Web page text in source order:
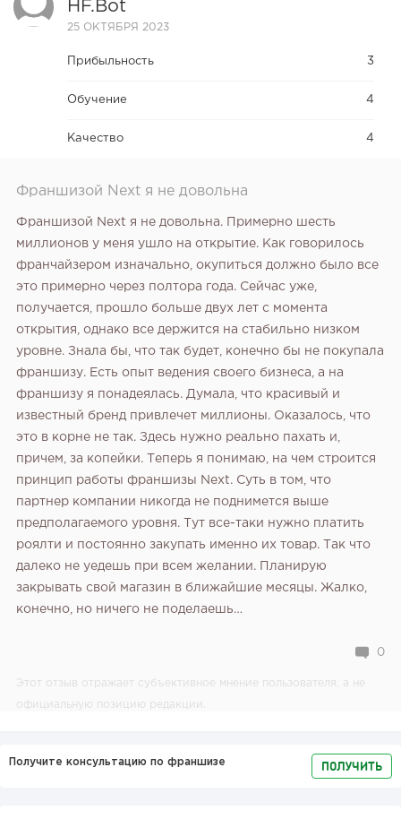
HF.bot
25 ОКТЯБРЯ 2023
Прибыльность 3
Обучение 4
Качество 4
Франшизой Next я не довольна
Франшизой Next я не довольна. Примерно шесть
миллионов у меня ушло на открытие. Как говорилось
франчайзером изначально, окупиться должно было все
это примерно через полтора года. Сейчас уже,
получается, прошло больше двух лет с момента
открытия, однако все держится на стабильно низком
уровне. Знала бы, что так будет, конечно бы не покупала
франшизу. Есть опыт ведения своего бизнеса, а на
франшизу я понадеялась. Думала, что красивый и
известный бренд привлечет миллионы. Оказалось, что
это в корне не так. Здесь нужно реально пахать и,
причем, за копейки. Теперь я понимаю, на чем строится
принцип работы франшизы Next. Суть в том, что
партнер компании никогда не поднимется выше
предполагаемого уровня. Тут все-таки нужно платить
роялти и постоянно закупать именно их товар. Так что
далеко не уедешь при всем желании. Планирую
закрывать свой магазин в ближайшие месяцы. Жалко,
конечно, но ничего не поделаешь…
0
Этот отзыв отражает субъективное мнение пользователя, а не
официальную позицию редакции.
Получите консультацию по франшизе ПОЛУЧИТЬ